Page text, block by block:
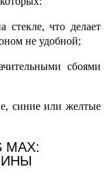
стекле, что делает
не удобной;
сбоями
синие или желтые